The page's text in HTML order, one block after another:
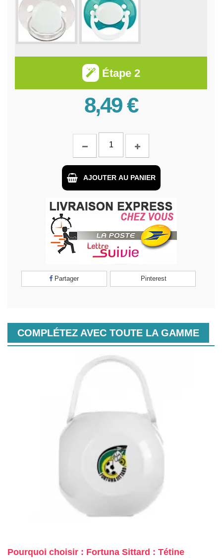
Étape 2
8,49 €
AJOUTER AU PANIER
Partager Pinterest
COMPLÉTEZ AVEC TOUTE LA GAMME
Pourquoi choisir : Fortuna Sittard : Tétine